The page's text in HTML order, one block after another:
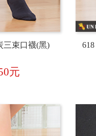
三束口襪(黑)
元